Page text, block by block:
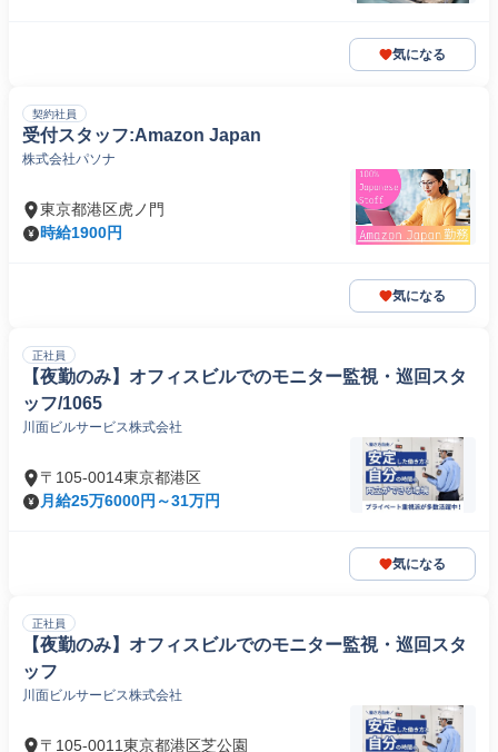
気になる
契約社員
受付スタッフ:Amazon Japan
株式会社パソナ
東京都港区虎ノ門
時給1900円
気になる
正社員
【夜勤のみ】オフィスビルでのモニター監視・巡回スタ
ッフ/1065
川面ビルサービス株式会社
〒105-0014東京都港区
月給25万6000円～31万円
気になる
正社員
【夜勤のみ】オフィスビルでのモニター監視・巡回スタ
ッフ
川面ビルサービス株式会社
〒105-0011東京都港区芝公園